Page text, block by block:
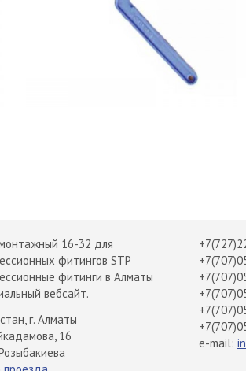
16-32 для
фитингов STP
фитинги в Алматы
вебсайт.
г. Алматы
16
e-mail: